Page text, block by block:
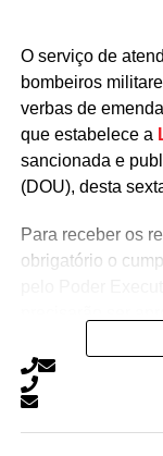
O serviço de
bombeiros
verbas de
que estabelece a
sancionada e
(DOU), desta
Para receber os
obrigatório o
A lei proíbe o
salários ou de
assim como para
não seja relativo